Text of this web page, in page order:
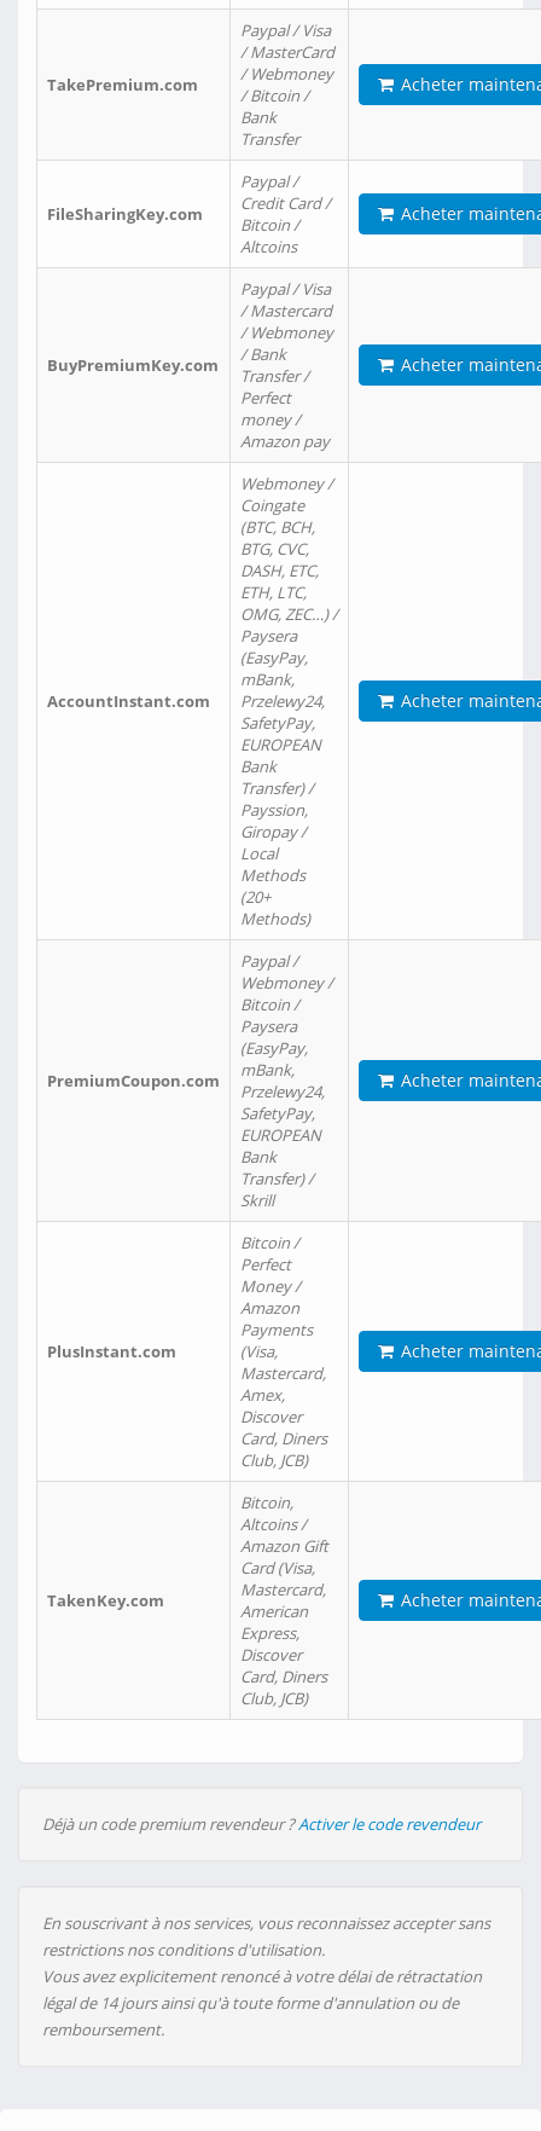
TakePremium.com
Paypal / Visa
/ MasterCard
/ Webmoney
/ Bitcoin /
Bank
Transfer
Acheter
FileSharingKey.com
Paypal /
Credit Card /
Bitcoin /
Altcoins
Acheter
BuyPremiumKey.com
Paypal / Visa
/ Mastercard
/ Webmoney
/ Bank
Transfer /
Perfect
money /
Amazon pay
Acheter
AccountInstant.com
Webmoney /
Coingate
(BTC, BCH,
BTG, CVC,
DASH, ETC,
ETH, LTC,
OMG, ZEC…) /
Paysera
(EasyPay,
mBank,
Przelewy24,
SafetyPay,
EUROPEAN
Bank
Transfer) /
Payssion,
Giropay /
Local
Methods
(20+
Methods)
Acheter
PremiumCoupon.com
Paypal /
Webmoney /
Bitcoin /
Paysera
(EasyPay,
mBank,
Przelewy24,
SafetyPay,
EUROPEAN
Bank
Transfer) /
Skrill
Acheter
PlusInstant.com
Bitcoin /
Perfect
Money /
Amazon
Payments
(Visa,
Mastercard,
Amex,
Discover
Card, Diners
Club, JCB)
Acheter
TakenKey.com
Bitcoin,
Altcoins /
Amazon Gift
Card (Visa,
Mastercard,
American
Express,
Discover
Card, Diners
Club, JCB)
Acheter
Déjà un code premium revendeur ?Activer le code revendeur
En souscrivant à nos services, vous reconnaissez accepter sans
restrictions nos conditions d'utilisation.
Vous avez explicitement renoncé à votre délai de rétractation
légal de 14 jours ainsi qu'à toute forme d'annulation ou de
remboursement.